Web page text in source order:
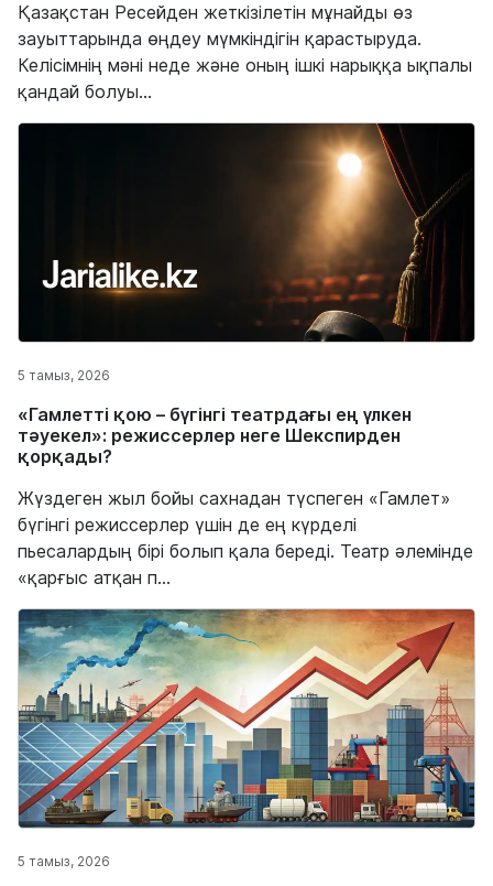
Қазақстан Ресейден жеткізілетін мұнайды өз
зауыттарында өңдеу мүмкіндігін қарастыруда.
Келісімнің мәні неде және оның ішкі нарыққа ықпалы
қандай болуы...
5 тамыз, 2026
«Гамлетті қою – бүгінгі театрдағы ең үлкен
тәуекел»: режиссерлер неге Шекспирден
қорқады?
Жүздеген жыл бойы сахнадан түспеген «Гамлет»
бүгінгі режиссерлер үшін де ең күрделі
пьесалардың бірі болып қала береді. Театр әлемінде
«қарғыс атқан п...
5 тамыз, 2026